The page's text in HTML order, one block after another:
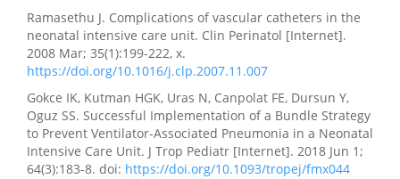
Ramasethu J. Complications of vascular catheters in the
neonatal intensive care unit. Clin Perinatol [Internet].
2008 Mar; 35(1):199-222, x.
https://doi.org/10.1016/j.clp.2007.11.007
Gokce IK, Kutman HGK, Uras N, Canpolat FE, Dursun Y,
Oguz SS. Successful Implementation of a Bundle Strategy
to Prevent Ventilator-Associated Pneumonia in a Neonatal
Intensive Care Unit. J Trop Pediatr [Internet]. 2018 Jun 1;
64(3):183-8. doi: https://doi.org/10.1093/tropej/fmx044